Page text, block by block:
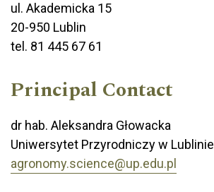
ul. Akademicka 15
20-950 Lublin
tel. 81 445 67 61
Principal Contact
dr hab. Aleksandra Głowacka
Uniwersytet Przyrodniczy w Lublinie
agronomy.science@up.edu.pl